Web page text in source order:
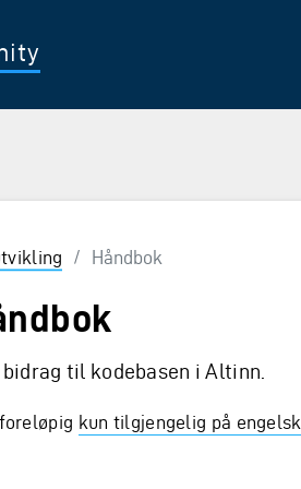
/ Håndbok
til kodebasen i Altinn.
kun tilgjengelig på engelsk